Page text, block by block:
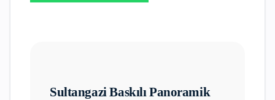
SultangaziBaskılı Panoramik